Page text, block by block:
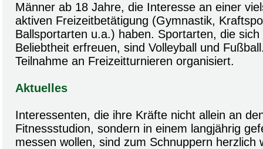
Männer ab 18 Jahre, die Interesse an einer
aktiven Freizeitbetätigung (Gymnastik,
Ballsportarten u.a.) haben. Sportarten, die
Beliebtheit erfreuen, sind Volleyball und
Teilnahme an Freizeitturnieren organisiert.
Aktuelles
Interessenten, die ihre Kräfte nicht allein an
Fitnessstudion, sondern in einem langjährig
messen wollen, sind zum Schnuppern herzlich